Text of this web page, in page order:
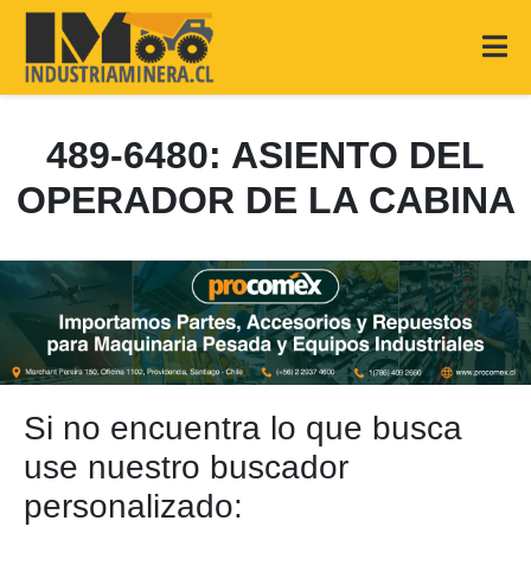
489-6480: ASIENTO DEL
OPERADOR DE LA CABINA
Si no encuentra lo que busca
use nuestro buscador
personalizado: